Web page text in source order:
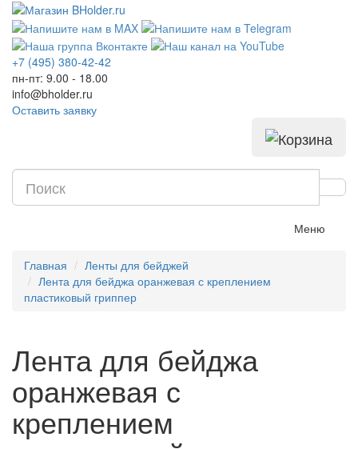
+7 (495) 380-42-42
пн-пт: 9.00 - 18.00
info@bholder.ru
Оставить заявку
Меню
Главная
Ленты для бейджей
Лента для бейджа оранжевая с креплением
пластиковый гриппер
Лента для бейджа
оранжевая с
креплением